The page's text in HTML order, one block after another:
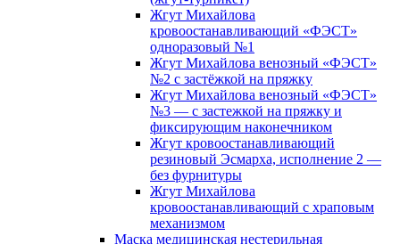
Жгут Михайлова
кровоостанавливающий «ФЭСТ»
одноразовый №1
Жгут Михайлова венозный «ФЭСТ»
№2 с застёжкой на пряжку
Жгут Михайлова венозный «ФЭСТ»
№3 — с застежкой на пряжку и
фиксирующим наконечником
Жгут кровоостанавливающий
резиновый Эсмарха, исполнение 2 —
без фурнитуры
Жгут Михайлова
кровоостанавливающий с храповым
механизмом
Маска медицинская нестерильная